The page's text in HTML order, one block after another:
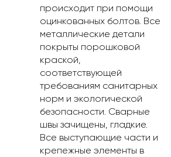
происходит при помощи
оцинкованных болтов. Все
металлические детали
покрыты порошковой
краской,
соответствующей
требованиям санитарных
норм и экологической
безопасности. Сварные
швы зачищены, гладкие.
Все выступающие части и
крепежные элементы в